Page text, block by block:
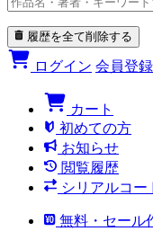
履歴を全て削除する
ログイン 会員登録
カート
初めての方
お知らせ
閲覧履歴
シリアルコー
無料・セール